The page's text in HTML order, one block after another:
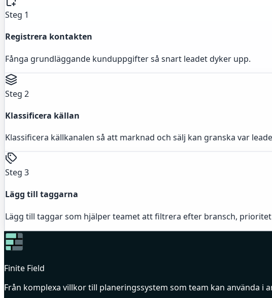
Steg 1
Registrera kontakten
Fånga grundläggande kunduppgifter så snart leadet dyker upp.
Steg 2
Klassificera källan
Klassificera källkanalen så att marknad och sälj kan granska var
Steg 3
Lägg till taggarna
Lägg till taggar som hjälper teamet att filtrera efter bransch,
Finite Field
Från komplexa villkor till planeringssystem som team kan använda i